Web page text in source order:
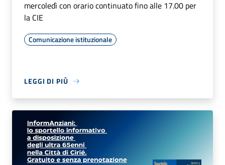
mercoledì con orario continuato fino alle 17.00 per
la CIE
Comunicazione istituzionale
LEGGI DI PIÙ